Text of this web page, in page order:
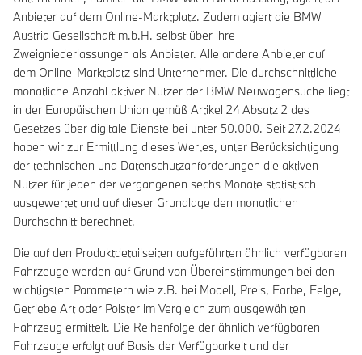
Anbieter auf dem Online-Marktplatz. Zudem agiert die BMW
Austria Gesellschaft m.b.H. selbst über ihre
Zweigniederlassungen als Anbieter. Alle andere Anbieter auf
dem Online-Marktplatz sind Unternehmer. Die durchschnittliche
monatliche Anzahl aktiver Nutzer der BMW Neuwagensuche liegt
in der Europäischen Union gemäß Artikel 24 Absatz 2 des
Gesetzes über digitale Dienste bei unter 50.000. Seit 27.2.2024
haben wir zur Ermittlung dieses Wertes, unter Berücksichtigung
der technischen und Datenschutzanforderungen die aktiven
Nutzer für jeden der vergangenen sechs Monate statistisch
ausgewertet und auf dieser Grundlage den monatlichen
Durchschnitt berechnet.
Die auf den Produktdetailseiten aufgeführten ähnlich verfügbaren
Fahrzeuge werden auf Grund von Übereinstimmungen bei den
wichtigsten Parametern wie z.B. bei Modell, Preis, Farbe, Felge,
Getriebe Art oder Polster im Vergleich zum ausgewählten
Fahrzeug ermittelt. Die Reihenfolge der ähnlich verfügbaren
Fahrzeuge erfolgt auf Basis der Verfügbarkeit und der